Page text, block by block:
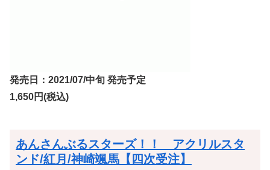
発売日：2021/07/中旬 発売予定
1,650円(税込)
あんさんぶるスターズ！！ アクリルスタ
ンド/紅月/神崎颯馬【四次受注】